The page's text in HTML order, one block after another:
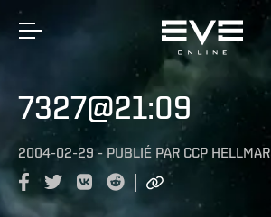
7327@21:09
2004-02-29 - PUBLIÉ PAR CCP HELLMAR